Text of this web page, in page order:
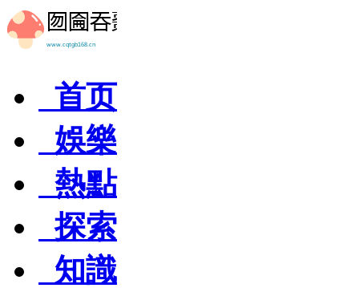
首页
娛樂
熱點
探索
知識